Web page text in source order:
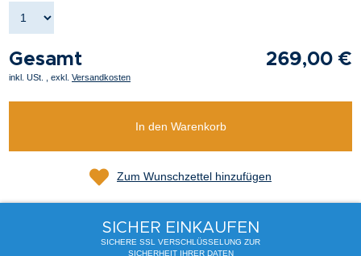
Gesamt 269,00 €
inkl. USt. , exkl. Versandkosten
In den Warenkorb
Zum Wunschzettel hinzufügen
SICHER EINKAUFEN
SICHERE SSL VERSCHLÜSSELUNG ZUR
SICHERHEIT IHRER DATEN